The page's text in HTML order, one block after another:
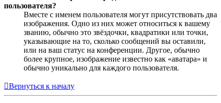
пользователя?
Вместе с именем пользователя могут присутствовать два
изображения. Одно из них может относиться к вашему
званию, обычно это звёздочки, квадратики или точки,
указывающие на то, сколько сообщений вы оставили,
или на ваш статус на конференции. Другое, обычно
более крупное, изображение известно как «аватара» и
обычно уникально для каждого пользователя.
Вернуться к началу